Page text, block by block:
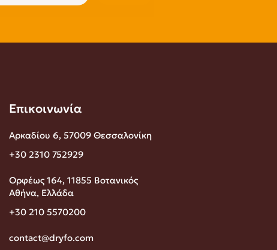
Επικοινωνία
Αρκαδίου 6, 57009 Θεσσαλονίκη
+30 2310 752929
Ορφέως 164, 11855 Βοτανικός
Αθήνα, Ελλάδα
+30 210 5570200
contact@dryfo.com